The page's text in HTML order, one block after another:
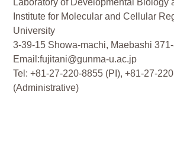
Laboratory of Developmental Biology
Institute for Molecular and Cellular
University
3-39-15 Showa-machi, Maebashi
Email:fujitani@gunma-u.ac.jp
Tel: +81-27-220-8855 (PI), +81-27-
(Administrative)